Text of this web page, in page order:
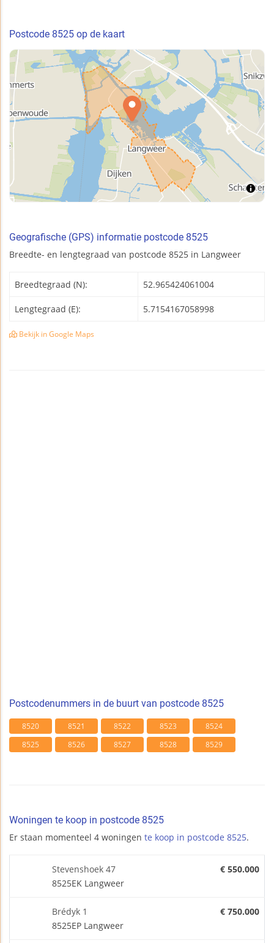
Postcode 8525 op de kaart
Geografische (GPS) informatie postcode 8525
Breedte- en lengtegraad van postcode 8525 in Langweer
Breedtegraad (N): 52.965424061004
Lengtegraad (E): 5.7154167058998
Bekijk in Google Maps
Postcodenummers in de buurt van postcode 8525
8520 8521 8522 8523
8524
8525
8526 8527 8528 8529
Woningen te koop in postcode 8525
Er staan momenteel 4 woningen te koop in postcode 8525.
Stevenshoek 47
8525EK Langweer
€ 550.000
Brédyk 1
8525EP Langweer
€ 750.000